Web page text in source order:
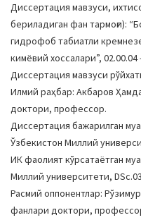
Диссертация мавзуси,
бериладиган фан тармоғи):
гидрофоб табиатли
кимёвий хоссалари”,
Диссертация мавзуси
Илмий раҳбар: Акбаров
доктори, профессор.
Диссертация бажарилган
Ўзбекистон Миллий
ИК фаолият кўрсатаётган
Миллий университети,
Расмий оппонентлар:
фанлари доктори,